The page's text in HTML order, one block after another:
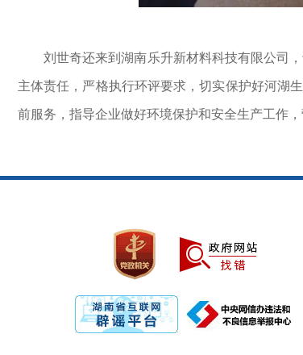
刘世奇还来到湖南乐升新材料科技有限公司，
主体责任，严格执行环评要求，切实保护好河湖
前服务，指导企业做好环境保护和安全生产工作